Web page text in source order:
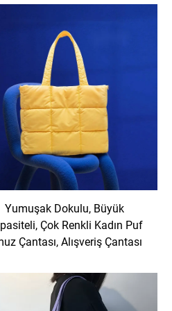
Yumuşak Dokulu, Büyük
Çok Renkli Kadın Puf
Çantası, Alışveriş Çantası